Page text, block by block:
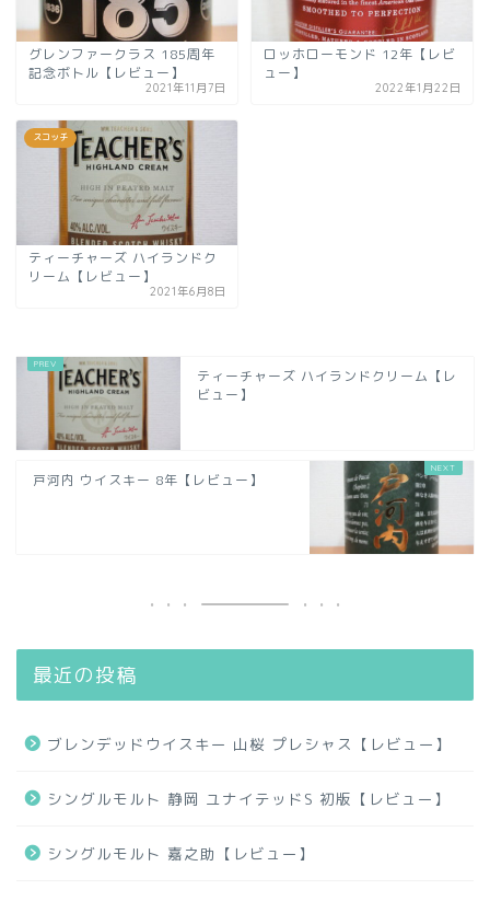
グレンファークラス 185周年
記念ボトル【レビュー】
2021年11月7日
ロッホローモンド 12年【レビ
ュー】
2022年1月22日
スコッチ
ティーチャーズ ハイランドク
リーム【レビュー】
2021年6月8日
ティーチャーズ ハイランドクリーム【レ
ビュー】
戸河内 ウイスキー 8年【レビュー】
最近の投稿
ブレンデッドウイスキー 山桜 プレシャス【レビュー】
シングルモルト 静岡 ユナイテッドS 初版【レビュー】
シングルモルト 嘉之助【レビュー】